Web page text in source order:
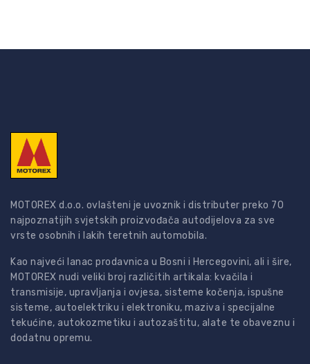
MOTOREX d.o.o. ovlašteni je uvoznik i distributer preko 70
najpoznatijih svjetskih proizvođača autodijelova za sve
vrste osobnih i lakih teretnih automobila.
Kao najveći lanac prodavnica u Bosni i Hercegovini, ali i šire,
MOTOREX nudi veliki broj različitih artikala: kvačila i
transmisije, upravljanja i ovjesa, sisteme kočenja, ispušne
sisteme, autoelektriku i elektroniku, maziva i specijalne
tekućine, autokozmetiku i autozaštitu, alate te obaveznu i
dodatnu opremu.